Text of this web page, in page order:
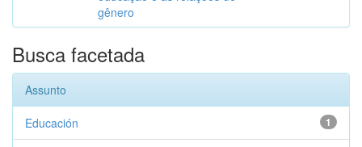
gênero
Busca facetada
Assunto
1
Educación